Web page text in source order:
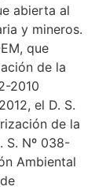
abierta al
y mineros.
que
de la
2010
el D. S.
de la
S. Nº 038-
Ambiental